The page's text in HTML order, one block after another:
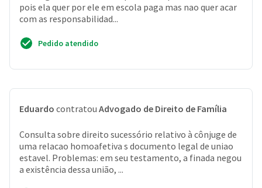
pois ela quer por ele em escola paga mas nao quer acar
com as responsabilidad...
Pedido atendido
Eduardo contratou Advogado de Direito de Família
Consulta sobre direito sucessório relativo à cônjuge de
uma relacao homoafetiva s documento legal de uniao
estavel. Problemas: em seu testamento, a finada negou
a existência dessa união, ...